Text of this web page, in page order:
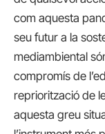
com aquesta
seu futur a la
mediambiental
compromís de
repriorització de
aquesta greu